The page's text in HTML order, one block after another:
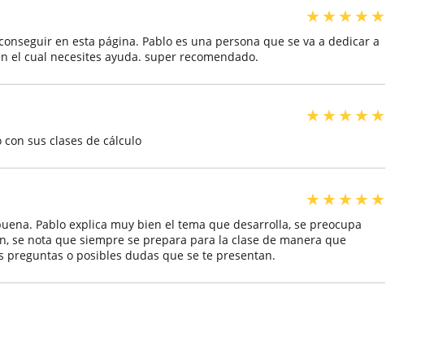
★★★★★
en esta página. Pablo es una persona que se va a dedicar a
el cual necesites ayuda. super recomendado.
★★★★★
sus clases de cálculo
★★★★★
Pablo explica muy bien el tema que desarrolla, se preocupa
se nota que siempre se prepara para la clase de manera que
o posibles dudas que se te presentan.